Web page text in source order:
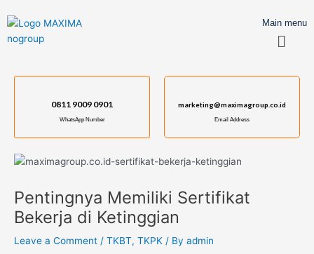
content
Main menu
Menu
0811 9009 0901
WhatsApp Number
marketing@maximagroup.co.id
Email Address
Pentingnya Memiliki Sertifikat
Bekerja di Ketinggian
Leave a Comment / TKBT, TKPK / By admin
navigation